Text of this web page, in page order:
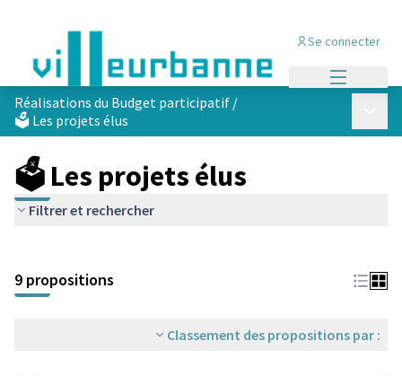
Se connecter
Réalisations du Budget participatif /
🗳️ Les projets élus
🗳️ Les projets élus
Filtrer et rechercher
+
−
9 propositions
Classement des propositions par :